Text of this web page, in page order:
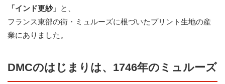
「インド更紗」 と、
フランス東部の街・ミュルーズに根づいたプリント生地の産
業にありました。
DMCのはじまりは、1746年のミュルーズ